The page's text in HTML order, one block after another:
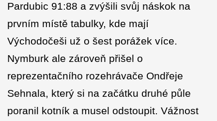
Pardubic 91:88 a zvýšili svůj náskok na
prvním místě tabulky, kde mají
Východočeši už o šest porážek více.
Nymburk ale zároveň přišel o
reprezentačního rozehrávače Ondřeje
Sehnala, který si na začátku druhé půle
poranil kotník a musel odstoupit. Vážnost